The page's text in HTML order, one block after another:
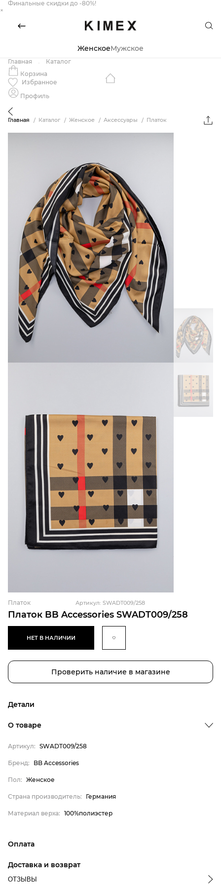
Финальные скидки до -80%!
×
ЖенскоеМужское
Главная
Каталог
Корзина
Избранное
Профиль
Главная Каталог Женское Аксессуары Платок
Платок BB Accessories SWADT009/258
Платок Артикул: SWADT009/258
НЕТ В НАЛИЧИИ
Проверить наличие в магазине
Детали
Материал верха
О товаре
Артикул: SWADT009/258
Бренд: BB Accessories
Пол: Женское
Страна производитель: Германия
Материал верха: 100%полиэстер
Оплата
магазина
Доставка и возврат
ОТЗЫВЫ